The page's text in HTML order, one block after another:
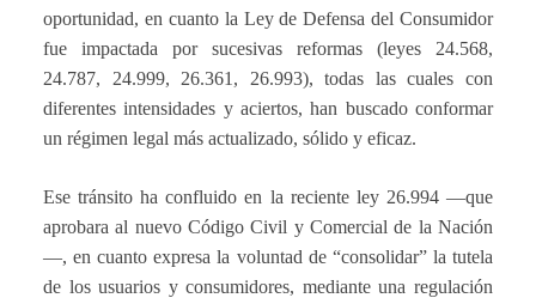
oportunidad, en cuanto la Ley de Defensa del Consumidor
fue impactada por sucesivas reformas (leyes 24.568,
24.787, 24.999, 26.361, 26.993), todas las cuales con
diferentes intensidades y aciertos, han buscado conformar
un régimen legal más actualizado, sólido y eficaz.
Ese tránsito ha confluido en la reciente ley 26.994 —que
aprobara al nuevo Código Civil y Comercial de la Nación
—, en cuanto expresa la voluntad de “consolidar” la tutela
de los usuarios y consumidores, mediante una regulación